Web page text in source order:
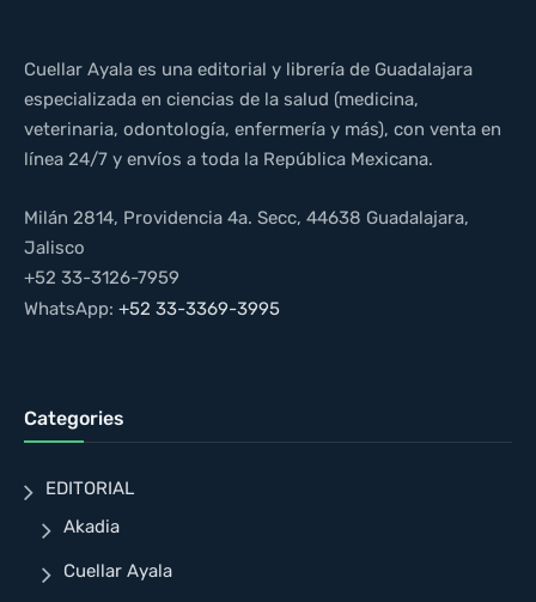
Cuellar Ayala es una editorial y librería de Guadalajara
especializada en ciencias de la salud (medicina,
veterinaria, odontología, enfermería y más), con venta en
línea 24/7 y envíos a toda la República Mexicana.
Milán 2814, Providencia 4a. Secc, 44638 Guadalajara,
Jalisco
+52 33-3126-7959
WhatsApp: +52 33-3369-3995
Categories
EDITORIAL
Akadia
Cuellar Ayala